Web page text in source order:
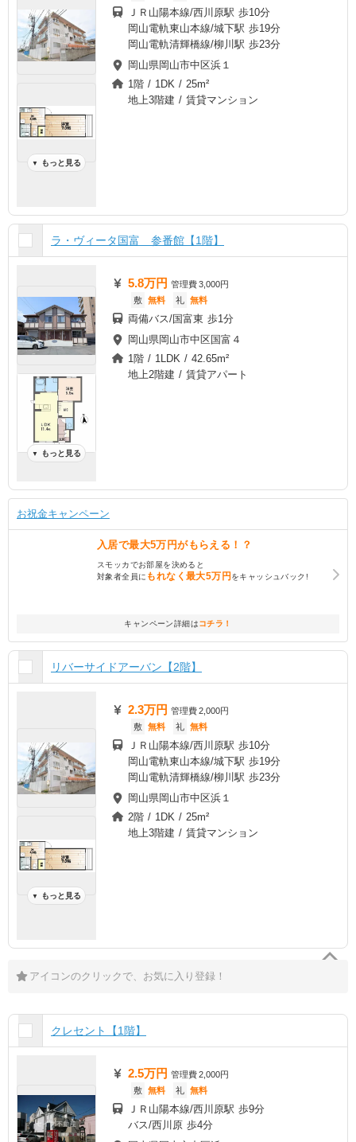
▼ もっと見る
ＪＲ山陽本線/西川原駅 歩10分
岡山電軌東山本線/城下駅 歩19分
岡山電軌清輝橋線/柳川駅 歩23分
岡山県岡山市中区浜１
1階 / 1DK / 25m²
地上3階建 / 賃貸マンション
ラ・ヴィータ国富 参番館【1階】
▼ もっと見る
5.8万円 管理費3,000円
敷 無料 礼 無料
両備バス/国富東 歩1分
岡山県岡山市中区国富４
1階 / 1LDK / 42.65m²
地上2階建 / 賃貸アパート
お祝金キャンペーン
入居で最大5万円がもらえる！？
スモッカでお部屋を決めると
対象者全員に もれなく最大5万円 をキャッシュバック!
キャンペーン詳細はコチラ！
リバーサイドアーバン【2階】
▼ もっと見る
2.3万円 管理費2,000円
敷 無料 礼 無料
ＪＲ山陽本線/西川原駅 歩10分
岡山電軌東山本線/城下駅 歩19分
岡山電軌清輝橋線/柳川駅 歩23分
岡山県岡山市中区浜１
2階 / 1DK / 25m²
地上3階建 / 賃貸マンション
アイコンのクリックで、お気に入り登録！
クレセント【1階】
2.5万円 管理費2,000円
敷 無料 礼 無料
ＪＲ山陽本線/西川原駅 歩9分
バス/西川原 歩4分